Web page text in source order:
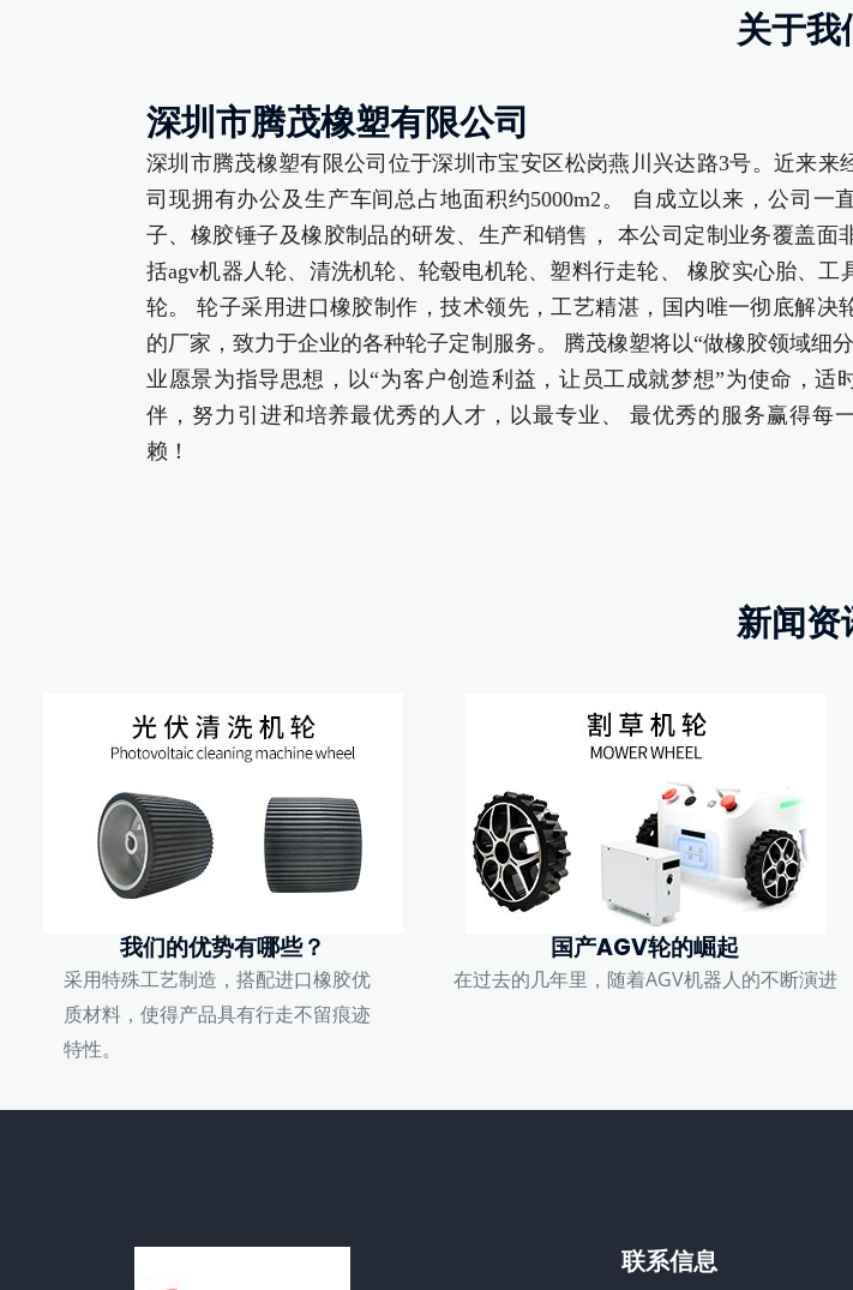
关于我
深圳市腾茂橡塑有限公司
深圳市腾茂橡塑有限公司位于深圳市宝安区松岗燕川兴达路3号。近来来
司现拥有办公及生产车间总占地面积约5000m2。 自成立以来，公司一
子、橡胶锤子及橡胶制品的研发、生产和销售， 本公司定制业务覆盖面
括agv机器人轮、清洗机轮、轮毂电机轮、塑料行走轮、 橡胶实心胎、工
轮。 轮子采用进口橡胶制作，技术领先，工艺精湛，国内唯一彻底解决
的厂家，致力于企业的各种轮子定制服务。 腾茂橡塑将以“做橡胶领域细
业愿景为指导思想，以“为客户创造利益，让员工成就梦想”为使命，适
伴，努力引进和培养最优秀的人才，以最专业、 最优秀的服务赢得每
赖！
新闻资
我们的优势有哪些？
采用特殊工艺制造，搭配进口橡胶优
质材料，使得产品具有行走不留痕迹
特性。
国产AGV轮的崛起
在过去的几年里，随着AGV机器人的不断演进
联系信息